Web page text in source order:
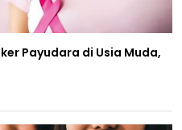
Payudara di Usia Muda,